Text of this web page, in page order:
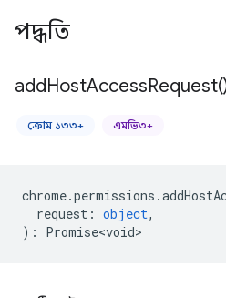
পদ্ধতি
addHostAccessRequest(
ক্রোম ১৩৩+ এমভি৩+
chrome.permissions .
request : object,
) : Promise<void>